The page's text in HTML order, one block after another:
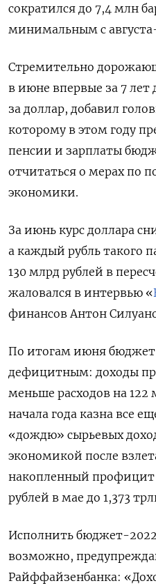
сократился до 7,4 млн
минимальным с
Стремительно
в июне впервые за 7 лет
за доллар, добавил
которому в этом году
пенсии и зарплаты
отчитаться о мерах по
экономики.
За июнь курс доллара
а каждый рубль такого
130 млрд рублей в
жаловался в интервью «
финансов Антон
По итогам июня бюджет
дефицитным: доходы
меньше расходов на 122
начала года казна все
«дождю» сырьевых
экономикой после
накопленный профицит
рублей в мае до 1,373
Исполнить бюджет-
возможно,
Райффайзенбанка: